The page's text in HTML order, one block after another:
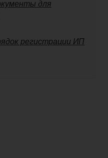
для
регистрации ИП